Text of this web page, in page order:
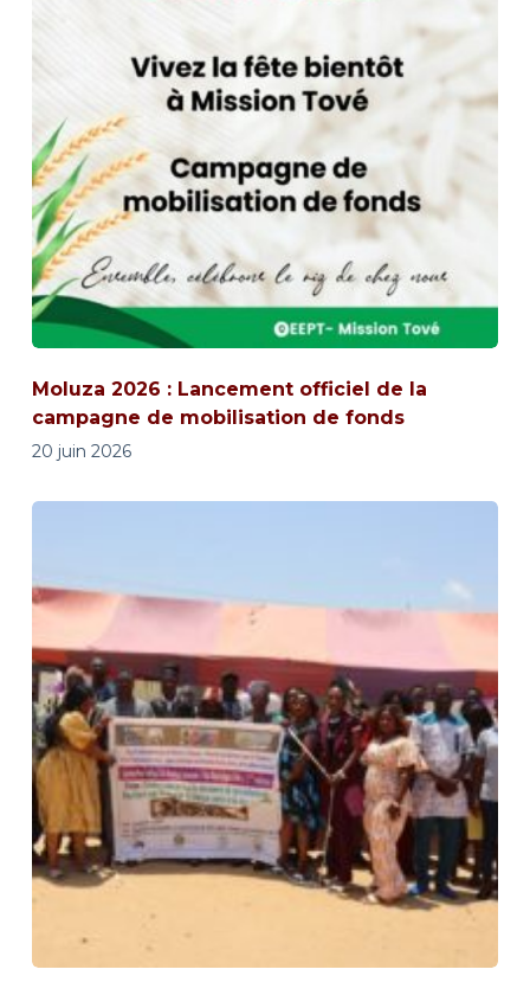
Moluza 2026 : Lancement officiel de la
campagne de mobilisation de fonds
20 juin 2026